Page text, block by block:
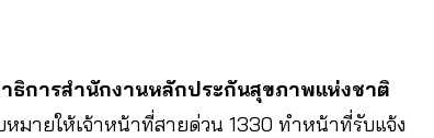
าธิการสำนักงานหลักประกันสุขภาพแห่งชาติ
มายให้เจ้าหน้าที่สายด่วน 1330 ทำหน้าที่รับแจ้ง